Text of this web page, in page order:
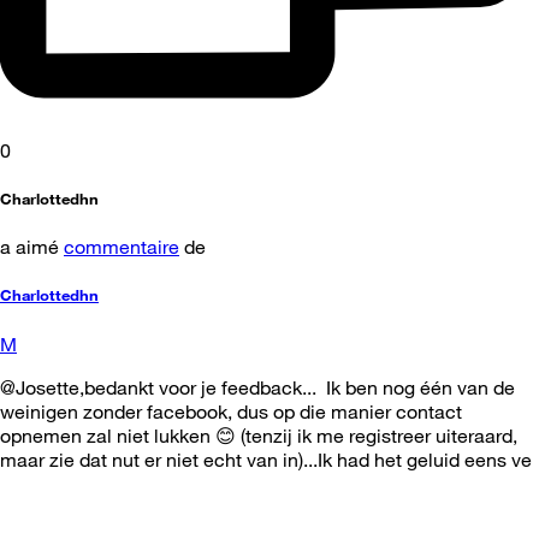
0
Charlottedhn
a aimé commentaire de
Charlottedhn
M
@Josette,bedankt voor je feedback... Ik ben nog één van de
weinigen zonder facebook, dus op die manier contact
opnemen zal niet lukken 😊 (tenzij ik me registreer uiteraard,
maar zie dat nut er niet echt van in)...Ik had het geluid eens ve